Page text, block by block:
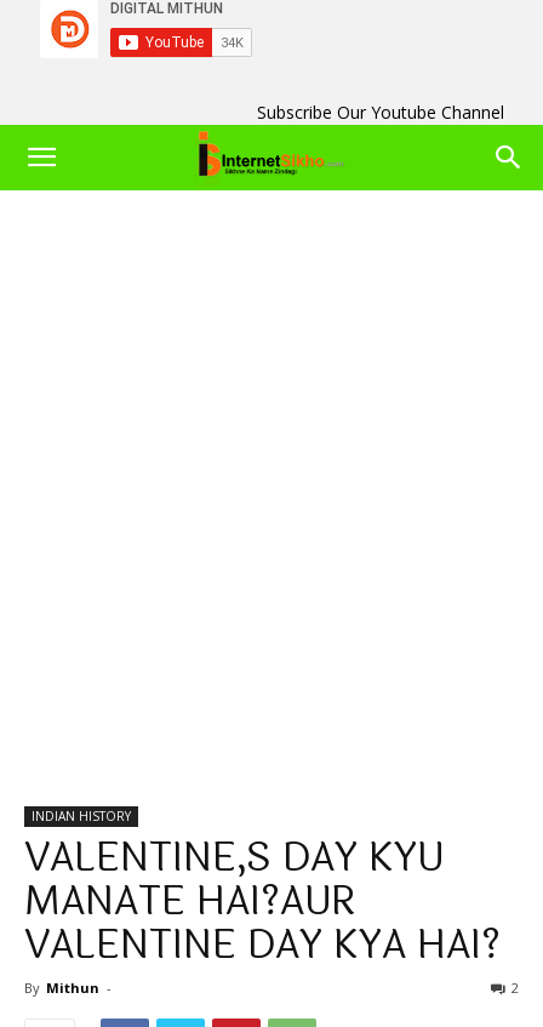
Subscribe Our Youtube Channel
INDIAN HISTORY
VALENTINE,S DAY KYU
MANATE HAI?AUR
VALENTINE DAY KYA HAI?
By Mithun - 2